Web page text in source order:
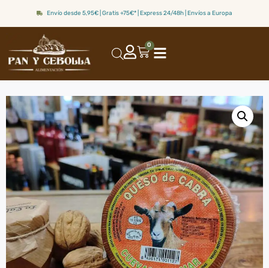
Envío desde 5,95€ | Gratis +75€* | Express 24/48h | Envíos a Europa
0